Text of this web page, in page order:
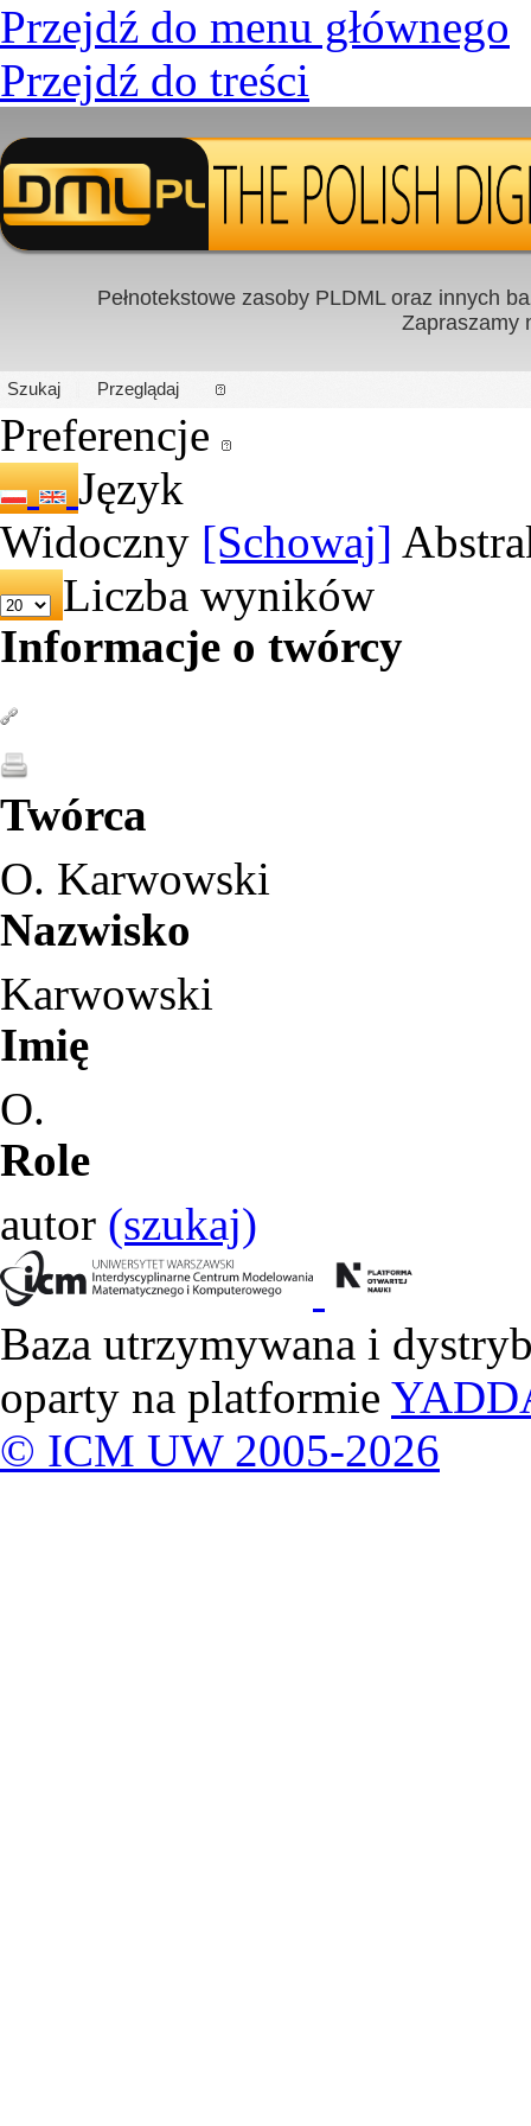
Przejdź do menu głównego
Przejdź do treści
PL|EN
Pełnotekstowe zasoby PLDML oraz innych
Zapraszamy
Szukaj Przeglądaj
Preferencje
Język
Widoczny [Schowaj]
Liczba wyników
Informacje o twórcy
Twórca
O. Karwowski
Nazwisko
Karwowski
Imię
O.
Role
autor (szukaj)
Baza utrzymywana i
oparty na platformie
© ICM UW 2005-2026